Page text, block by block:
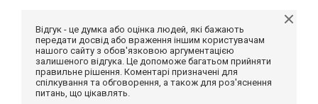
Відгук - це думка або оцінка людей, які бажають
передати досвід або враження іншим користувачам
нашого сайту з обов'язковою аргументацією
залишеного відгука. Це допоможе багатьом прийняти
правильне рішення. Коментарі призначені для
спілкування та обговорення, а також для роз'яснення
питань, що цікавлять.